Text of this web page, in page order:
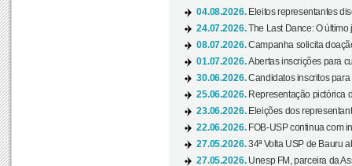
04.08.2026. Eleitos representantes
24.07.2026.The Last Dance: O
08.07.2026.Campanha solicita
01.07.2026.Abertas inscrições para
30.06.2026.Candidatos inscritos
25.06.2026. Representação pictórica
23.06.2026. Eleições dos
22.06.2026. FOB-USP continua com
27.05.2026.34ª Volta USP de Bauru
27.05.2026. Unesp FM, parceira da